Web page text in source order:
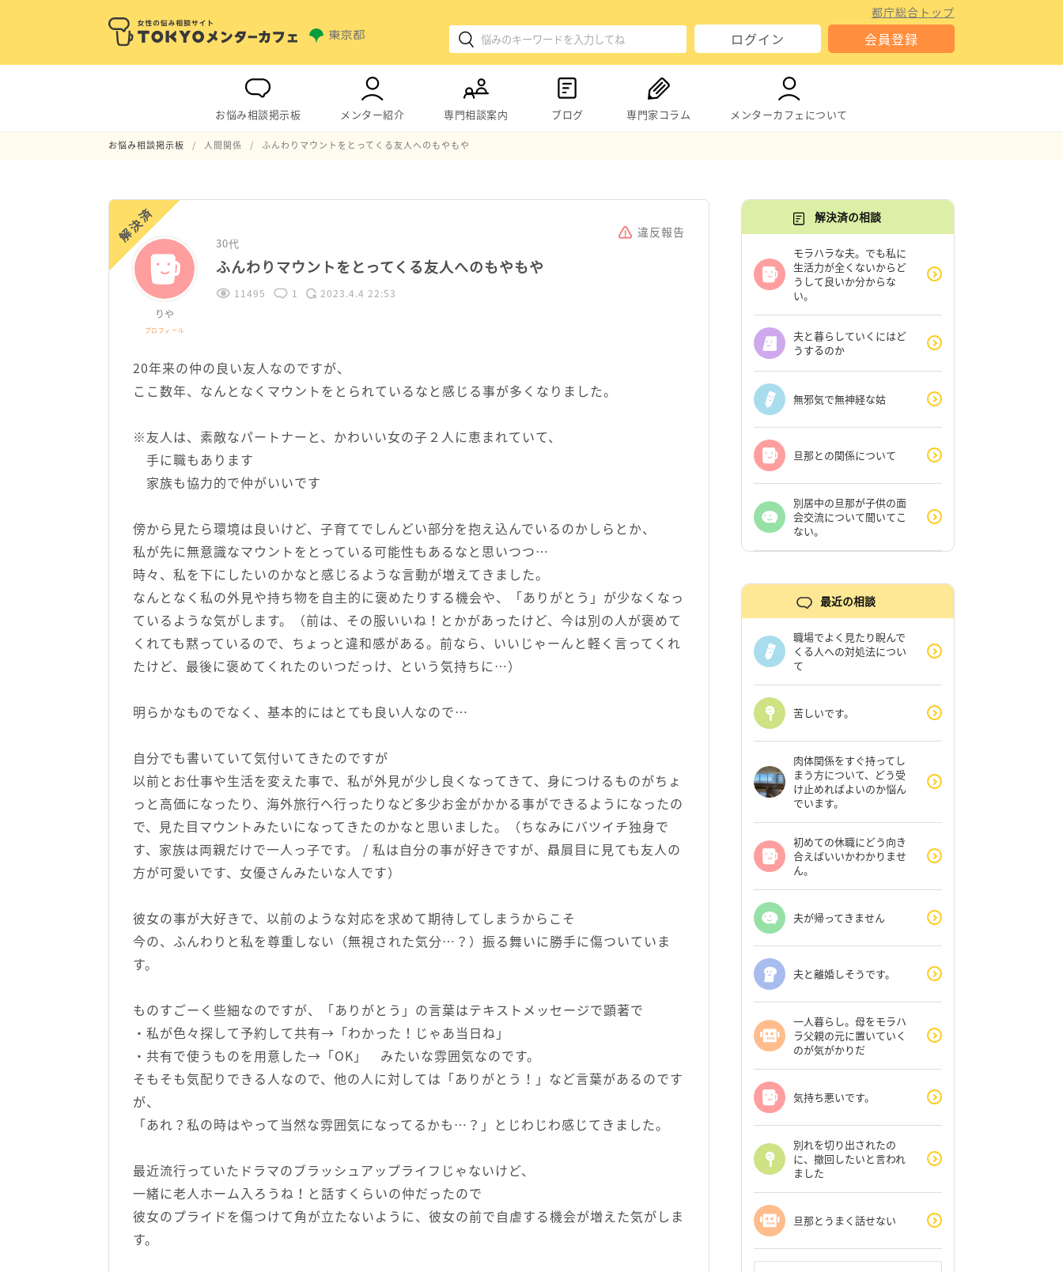
都庁総合トップ
ログイン 会員登録
お悩み相談掲示板 メンター紹介 専門相談案内 ブログ 専門家コラム メンターカフェについて
お悩み相談掲示板 人間関係 ふんわりマウントをとってくる友人へのもやもや
解決済 違反報告
りや
プロフィール
30代
ふんわりマウントをとってくる友人へのもやもや
11495 1 2023.4.4 22:53
20年来の仲の良い友人なのですが、
ここ数年、なんとなくマウントをとられているなと感じる事が多くなりました。
※友人は、素敵なパートナーと、かわいい女の子２人に恵まれていて、
手に職もあります
家族も協力的で仲がいいです
傍から見たら環境は良いけど、子育てでしんどい部分を抱え込んでいるのかしらとか、
私が先に無意識なマウントをとっている可能性もあるなと思いつつ…
時々、私を下にしたいのかなと感じるような言動が増えてきました。
なんとなく私の外見や持ち物を自主的に褒めたりする機会や、「ありがとう」が少なくなっ
ているような気がします。（前は、その服いいね！とかがあったけど、今は別の人が褒めて
くれても黙っているので、ちょっと違和感がある。前なら、いいじゃーんと軽く言ってくれ
たけど、最後に褒めてくれたのいつだっけ、という気持ちに…）
明らかなものでなく、基本的にはとても良い人なので…
自分でも書いていて気付いてきたのですが
以前とお仕事や生活を変えた事で、私が外見が少し良くなってきて、身につけるものがちょ
っと高価になったり、海外旅行へ行ったりなど多少お金がかかる事ができるようになったの
で、見た目マウントみたいになってきたのかなと思いました。（ちなみにバツイチ独身で
す、家族は両親だけで一人っ子です。 / 私は自分の事が好きですが、贔屓目に見ても友人の
方が可愛いです、女優さんみたいな人です）
彼女の事が大好きで、以前のような対応を求めて期待してしまうからこそ
今の、ふんわりと私を尊重しない（無視された気分…？）振る舞いに勝手に傷ついていま
す。
ものすごーく些細なのですが、「ありがとう」の言葉はテキストメッセージで顕著で
・私が色々探して予約して共有→「わかった！じゃあ当日ね」
・共有で使うものを用意した→「OK」 みたいな雰囲気なのです。
そもそも気配りできる人なので、他の人に対しては「ありがとう！」など言葉があるのです
が、
「あれ？私の時はやって当然な雰囲気になってるかも…？」とじわじわ感じてきました。
最近流行っていたドラマのブラッシュアップライフじゃないけど、
一緒に老人ホーム入ろうね！と話すくらいの仲だったので
彼女のプライドを傷つけて角が立たないように、彼女の前で自虐する機会が増えた気がしま
す。
解決済の相談
モラハラな夫。でも私に
生活力が全くないからど
うして良いか分からな
い。
夫と暮らしていくにはど
うするのか
無邪気で無神経な姑
旦那との関係について
別居中の旦那が子供の面
会交流について聞いてこ
ない。
最近の相談
職場でよく見たり睨んで
くる人への対処法につい
て
苦しいです。
肉体関係をすぐ持ってし
まう方について、どう受
け止めればよいのか悩ん
でいます。
初めての休職にどう向き
合えばいいかわかりませ
ん。
夫が帰ってきません
夫と離婚しそうです。
一人暮らし。母をモラハ
ラ父親の元に置いていく
のが気がかりだ
気持ち悪いです。
別れを切り出されたの
に、撤回したいと言われ
ました
旦那とうまく話せない